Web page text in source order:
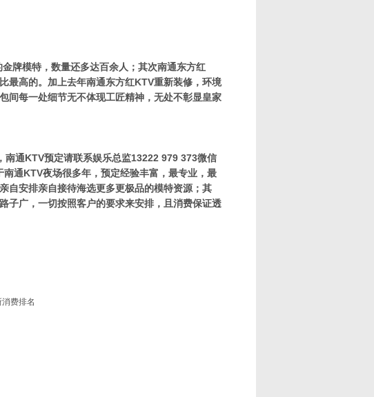
牌模特，数量还多达百余人；其次南通东方红
最高的。加上去年南通东方红KTV重新装修，环境
间每一处细节无不体现工匠精神，无处不彰显皇家
通KTV预定请联系娱乐总监13222 979 373微信
通KTV夜场很多年，预定经验丰富，最专业，最
自安排亲自接待海选更多更极品的模特资源；其
子广，一切按照客户的要求来安排，且消费保证透
费排名